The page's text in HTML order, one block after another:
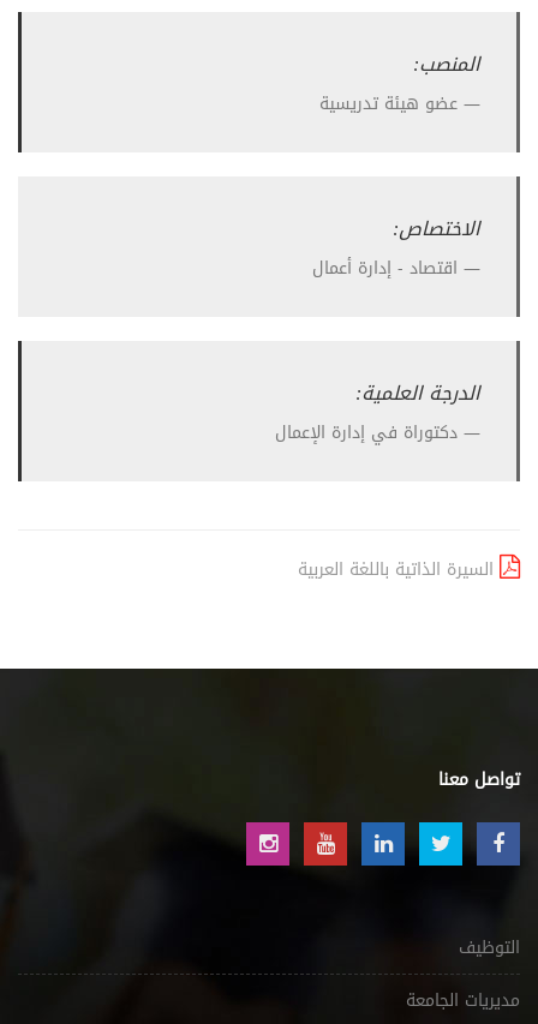
المنصب:
عضو هيئة تدريسية
الاختصاص:
اقتصاد - إدارة أعمال
الدرجة العلمية:
دكتوراة في إدارة الإعمال
السيرة الذاتية باللغة العربية
تواصل معنا
التوظيف
مديريات الجامعة